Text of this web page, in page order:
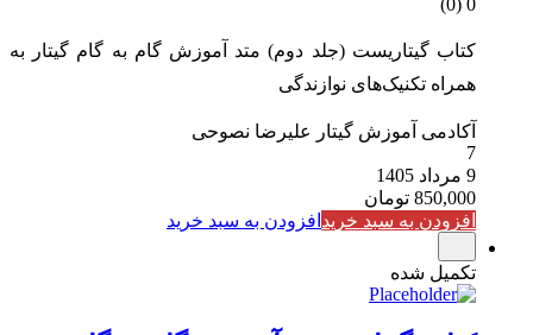
کتاب گیتاریست (جلد دوم) متد آموزش گام به گام گیتار به
همراه تکنیک‌های نوازندگی
آکادمی آموزش گیتار علیرضا نصوحی
7
9 مرداد 1405
850,000 تومان
افزودن به سبد خرید افزودن به سبد خرید
تکمیل شده